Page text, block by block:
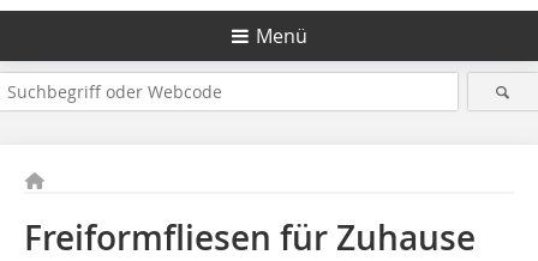
Menü
Freiformfliesen für Zuhause